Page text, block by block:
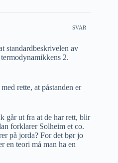
SVAR
standardbeskrivelen av
2.
rette, at påstanden er
går ut fra at de har rett, blir
forklarer Solheim et co.
på jorda? For det bør jo
en teori må man ha en